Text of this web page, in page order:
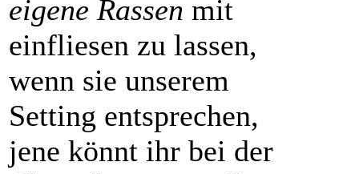
eigene Rassen mit
einfliesen zu lassen,
wenn sie unserem
Setting entsprechen,
jene könnt ihr bei der